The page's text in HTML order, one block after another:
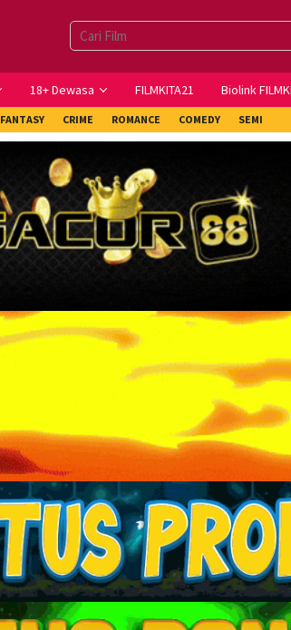
18+ Dewasa FILMKITA21 Biolink
FANTASY CRIME ROMANCE COMEDY SEMI